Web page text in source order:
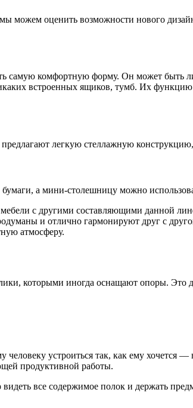
можем оценить возможности нового
самую комфортную форму. Он может быть
встроенных ящиков, тумб. Их функцию
легкую стеллажную
а мини-столешницу можно
с другими составляющими данной
и отлично гармонируют друг с
атмосферу.
которыми иногда оснащают опоры. Это
устроиться так, как ему хочется
продуктивной работы.
все содержимое полок и держать